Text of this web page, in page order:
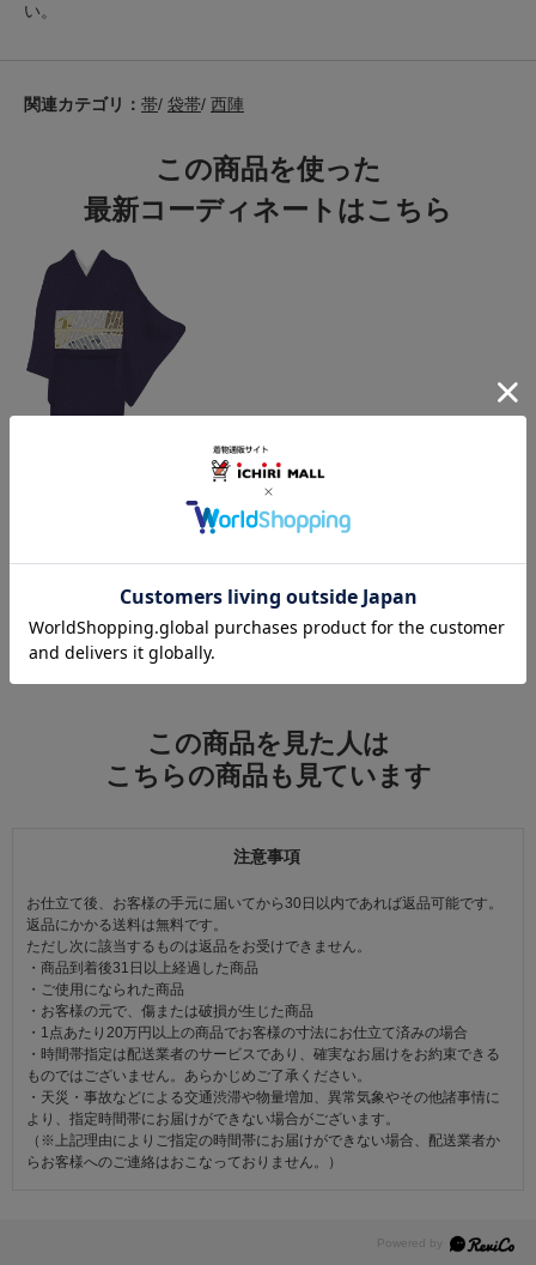
い。
関連カテゴリ： 帯/ 袋帯/ 西陣
この商品を使った
最新コーディネートはこちら
この商品をコーデする
すべてのコーディネートを見る
この商品を見た人は
こちらの商品も見ています
注意事項
お仕立て後、お客様の手元に届いてから30日以内であれば返品可能です。
返品にかかる送料は無料です。
ただし次に該当するものは返品をお受けできません。
・商品到着後31日以上経過した商品
・ご使用になられた商品
・お客様の元で、傷または破損が生じた商品
・1点あたり20万円以上の商品でお客様の寸法にお仕立て済みの場合
・時間帯指定は配送業者のサービスであり、確実なお届けをお約束できる
ものではございません。あらかじめご了承ください。
・天災・事故などによる交通渋滞や物量増加、異常気象やその他諸事情に
より、指定時間帯にお届けができない場合がございます。
（※上記理由によりご指定の時間帯にお届けができない場合、配送業者か
らお客様へのご連絡はおこなっておりません。）